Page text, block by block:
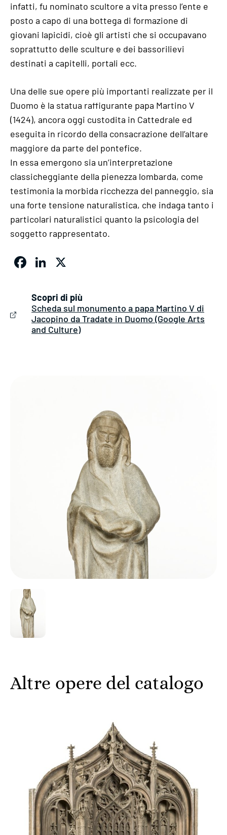
infatti, fu nominato scultore a vita presso l’ente e
posto a capo di una bottega di formazione di
giovani lapicidi, cioè gli artisti che si occupavano
soprattutto delle sculture e dei bassorilievi
destinati a capitelli, portali ecc.
Una delle sue opere più importanti realizzate per il
Duomo è la statua raffigurante papa Martino V
(1424), ancora oggi custodita in Cattedrale ed
eseguita in ricordo della consacrazione dell’altare
maggiore da parte del pontefice.
In essa emergono sia un’interpretazione
classicheggiante della pienezza lombarda, come
testimonia la morbida ricchezza del panneggio, sia
una forte tensione naturalistica, che indaga tanto i
particolari naturalistici quanto la psicologia del
soggetto rappresentato.
Facebook
LinkedIn
Scopri di più
Scheda sul monumento a papa Martino V di
Jacopino da Tradate in Duomo (Google Arts
and Culture)
Altre opere del catalogo